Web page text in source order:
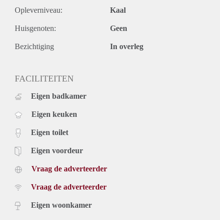
- Garden apartment
- Historic details
- Furnished
- Spacious bedroom
- Turn-key
Rental price: €2395,- excluding utilities - Furnished
Opleverniveau: Kaal
Huisgenoten: Geen
Bezichtiging In overleg
FACILITEITEN
Eigen badkamer
Eigen keuken
Eigen toilet
Eigen voordeur
Vraag de adverteerder
Vraag de adverteerder
Eigen woonkamer